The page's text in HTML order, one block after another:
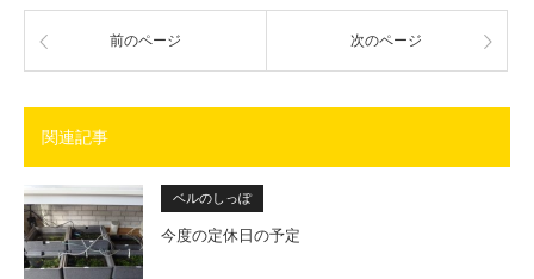
前のページ 次のページ
関連記事
ベルのしっぽ
今度の定休日の予定